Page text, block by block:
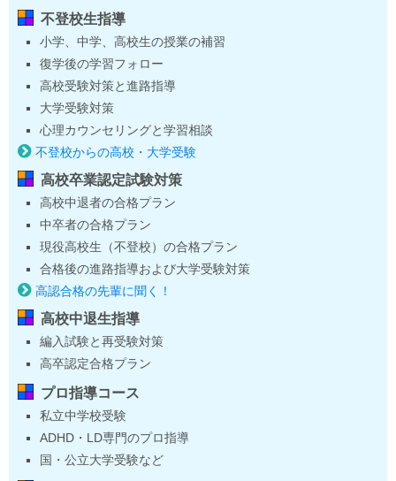
不登校生指導
小学、中学、高校生の授業の補習
復学後の学習フォロー
高校受験対策と進路指導
大学受験対策
心理カウンセリングと学習相談
不登校からの高校・大学受験
高校卒業認定試験対策
高校中退者の合格プラン
中卒者の合格プラン
現役高校生（不登校）の合格プラン
合格後の進路指導および大学受験対策
高認合格の先輩に聞く！
高校中退生指導
編入試験と再受験対策
高卒認定合格プラン
プロ指導コース
私立中学校受験
ADHD・LD専門のプロ指導
国・公立大学受験など